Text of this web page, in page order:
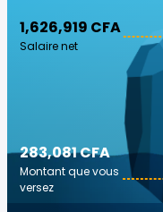
1,626,919 CFA
Salaire net
283,081 CFA
Montant que vous
versez